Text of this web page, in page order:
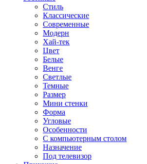
Стиль
Классические
Современные
Модерн
Хай-тек
Цвет
Белые
Венге
Светлые
Темные
Размер
Мини стенки
Форма
Угловые
Особенности
С компьютерным столом
Назначение
Под телевизор